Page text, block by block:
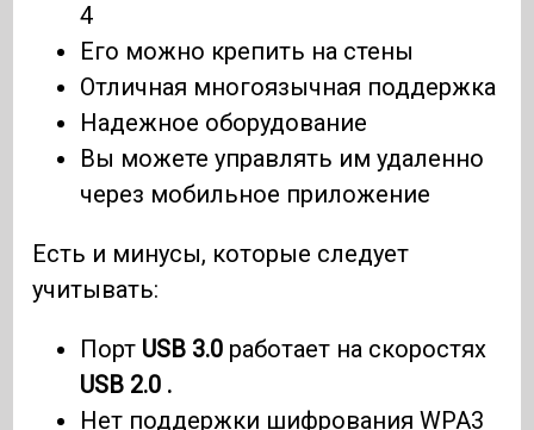
4
Его можно крепить на стены
Отличная многоязычная поддержка
Надежное оборудование
Вы можете управлять им удаленно
через мобильное приложение
Есть и минусы, которые следует
учитывать:
Порт USB 3.0 работает на скоростях
USB 2.0 .
Нет поддержки шифрования WPA3